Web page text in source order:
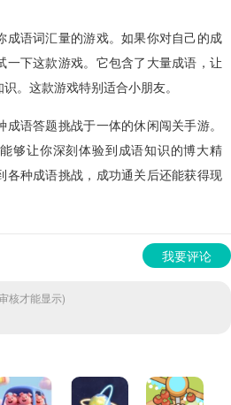
成语词汇量的游戏。如果你对自己的成
一下这款游戏。它包含了大量成语，让
。这款游戏特别适合小朋友。
成语答题挑战于一体的休闲闯关手游。
够让你深刻体验到成语知识的博大精
各种成语挑战，成功通关后还能获得现
我要评论
核才能显示)